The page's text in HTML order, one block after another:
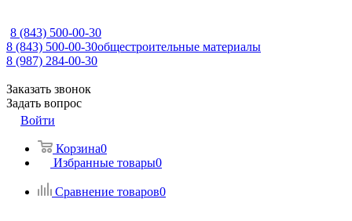
8 (843) 500-00-30
8 (843) 500-00-30общестроительные материалы
8 (987) 284-00-30
Заказать звонок
Задать вопрос
Войти
Корзина0
Избранные товары0
Сравнение товаров0